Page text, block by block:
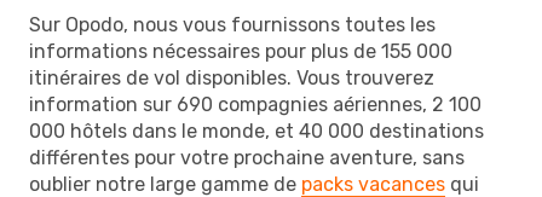
Sur Opodo, nous vous fournissons toutes les
informations nécessaires pour plus de 155 000
itinéraires de vol disponibles. Vous trouverez
information sur 690 compagnies aériennes, 2 100
000 hôtels dans le monde, et 40 000 destinations
différentes pour votre prochaine aventure, sans
oublier notre large gamme de packs vacances qui